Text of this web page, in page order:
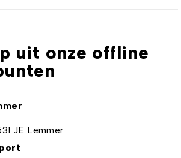
uit onze offline
JE Lemmer